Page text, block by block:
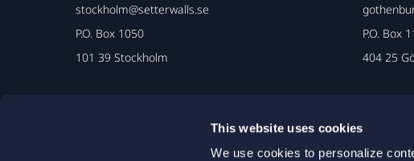
This website uses cookies
We use cookies to personalize
stockholm@setterwalls.se
P.O. Box 1050
101 39 Stockholm
P.O. Box
404 25